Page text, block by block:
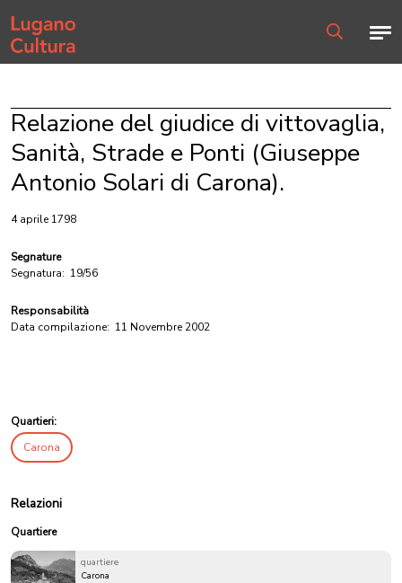
Home page
Relazione del giudice di vittovaglia,
Sanità, Strade e Ponti (Giuseppe
Antonio Solari di Carona).
4 aprile 1798
Segnature
Segnatura: 19/56
Responsabilità
Data compilazione: 11 Novembre 2002
Quartieri:
Carona
Relazioni
Quartiere
quartiere
Carona